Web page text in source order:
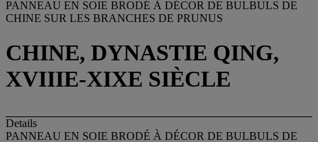
PANNEAU EN SOIE BRODÉ À DÉCOR DE BULBULS DE
CHINE SUR LES BRANCHES DE PRUNUS
CHINE, DYNASTIE QING,
XVIIIE-XIXE SIÈCLE
Details
PANNEAU EN SOIE BRODÉ À DÉCOR DE BULBULS DE